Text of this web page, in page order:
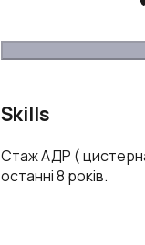
Skills
Стаж АДР (
останні 8 років.